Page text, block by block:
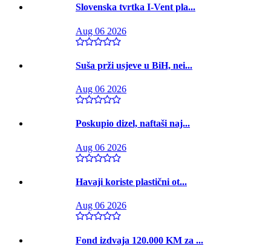
Slovenska tvrtka I-Vent pla...
Aug 06 2026
Suša prži usjeve u BiH, nei...
Aug 06 2026
Poskupio dizel, naftaši naj...
Aug 06 2026
Havaji koriste plastični ot...
Aug 06 2026
Fond izdvaja 120.000 KM za ...